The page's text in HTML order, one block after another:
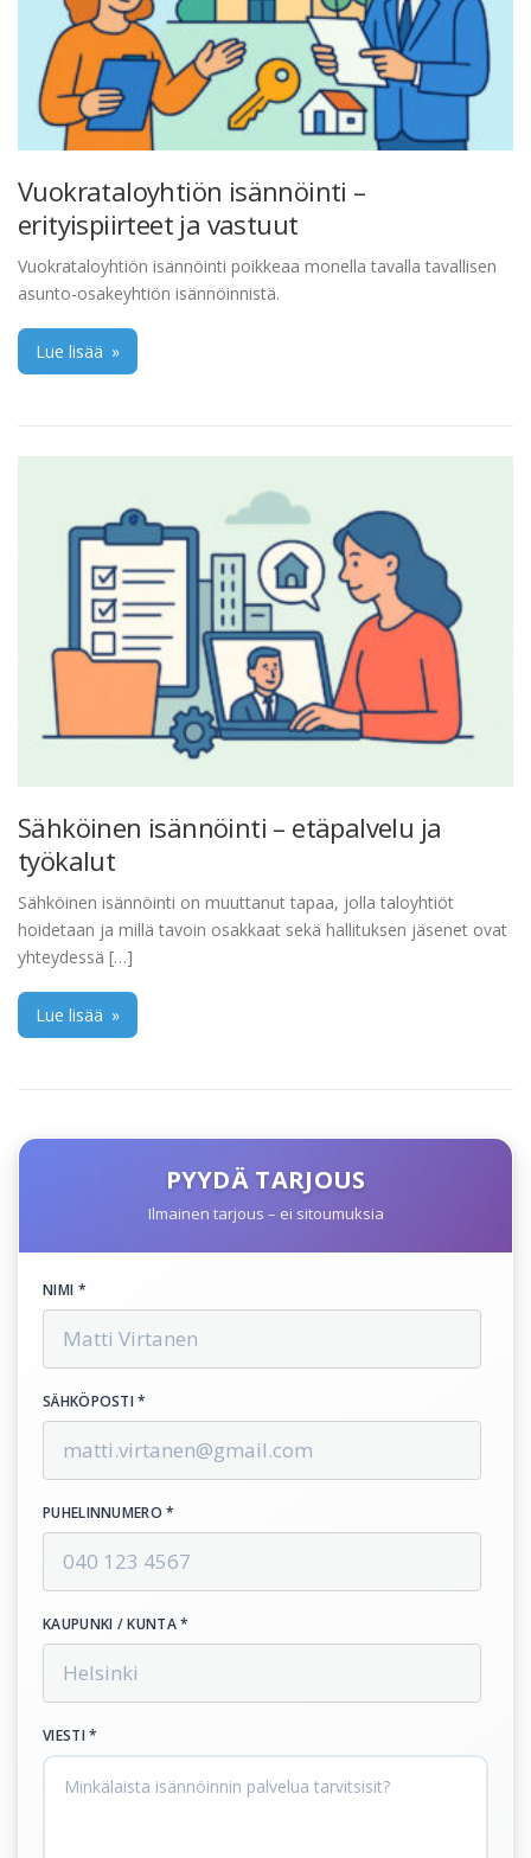
Vuokrataloyhtiön isännöinti –
erityispiirteet ja vastuut
Vuokrataloyhtiön isännöinti poikkeaa monella tavalla tavallisen
asunto-osakeyhtiön isännöinnistä.
Lue lisää »
Sähköinen isännöinti – etäpalvelu ja
työkalut
Sähköinen isännöinti on muuttanut tapaa, jolla taloyhtiöt
hoidetaan ja millä tavoin osakkaat sekä hallituksen jäsenet ovat
yhteydessä […]
Lue lisää »
PYYDÄ TARJOUS
Ilmainen tarjous – ei sitoumuksia
NIMI *
SÄHKÖPOSTI *
PUHELINNUMERO *
KAUPUNKI / KUNTA *
VIESTI *